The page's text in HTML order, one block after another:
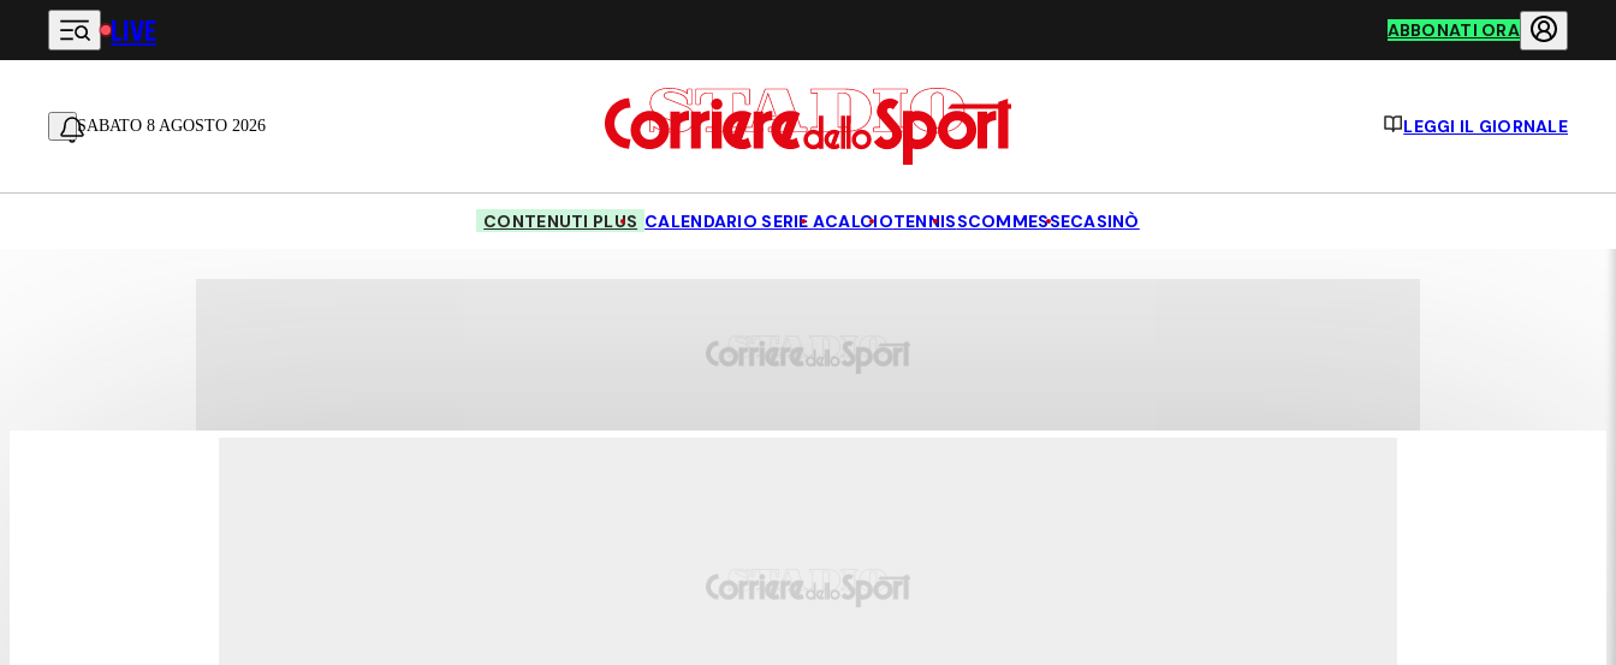
Vai al contenuto principale
LIVE ABBONATI ORA
SABATO 8 AGOSTO 2026 LEGGI IL GIORNALE
CONTENUTI PLUS CALENDARIO SERIE ACALCIOTENNISSCOMMESSECASINÒ